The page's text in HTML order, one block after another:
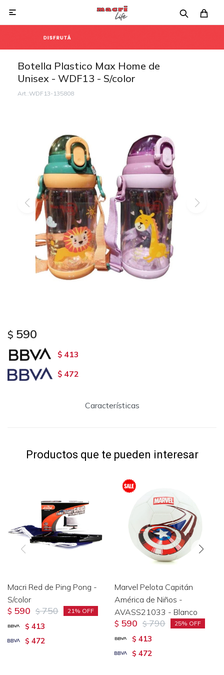

Botella Plastico Max Home de
Unisex - WDF13 - S/color
WDF13-135808
$ 590
$ 413
$ 472
Características
Productos que te pueden interesar
Macri Red de Ping Pong -
S/color
$ 590 $ 750 21
$ 413
$ 472
Marvel Pelota Capitán
América de Niños -
AVASS21033 - Blanco
$ 590 $ 790 25
$ 413
$ 472